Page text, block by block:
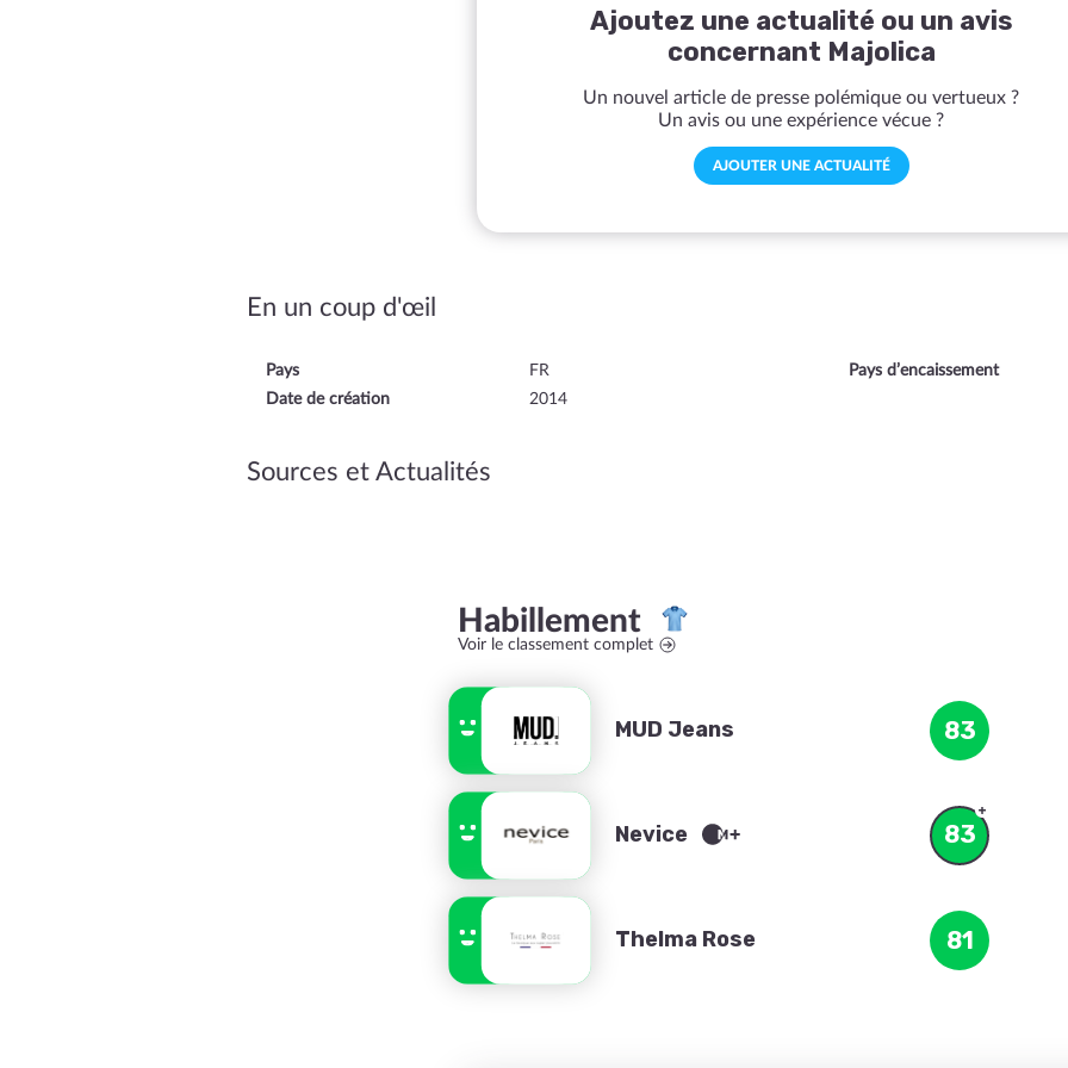
Ajoutez une actualité ou un avis
concernant Majolica
Un nouvel article de presse polémique ou vertueux ?
Un avis ou une expérience vécue ?
AJOUTER UNE ACTUALITÉ
En un coup d'œil
Pays
FR
Date de création
2014
Pays d’encaissement
Sources et Actualités
Habillement
Voir le classement complet
MUD Jeans 83
Nevice 83
Thelma Rose 81